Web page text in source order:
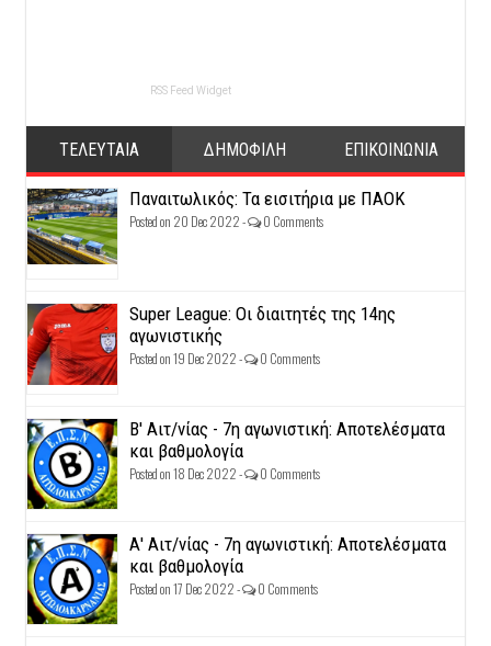
RSS Feed Widget
ΤΕΛΕΥΤΑΙΑ ΔΗΜΟΦΙΛΗ ΕΠΙΚΟΙΝΩΝΙΑ
Παναιτωλικός: Τα εισιτήρια με ΠΑΟΚ
Posted on 20 Dec 2022 - 0 Comments
Super League: Οι διαιτητές της 14ης
αγωνιστικής
Posted on 19 Dec 2022 - 0 Comments
Β' Αιτ/νίας - 7η αγωνιστική: Αποτελέσματα
και βαθμολογία
Posted on 18 Dec 2022 - 0 Comments
Α' Αιτ/νίας - 7η αγωνιστική: Αποτελέσματα
και βαθμολογία
Posted on 17 Dec 2022 - 0 Comments